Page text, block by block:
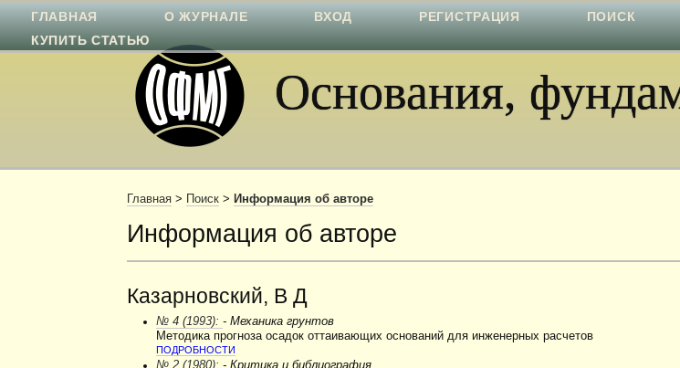
Основания,
ГЛАВНАЯ О ЖУРНАЛЕ ВХОД РЕГИСТРАЦИЯ ПОИСК
КУПИТЬ СТАТЬЮ
Главная > Поиск > Информация об авторе
Информация об авторе
Казарновский, В Д
№ 4 (1993): - Механика грунтов
Методика прогноза осадок оттаивающих оснований для инженерных расчетов
ПОДРОБНОСТИ